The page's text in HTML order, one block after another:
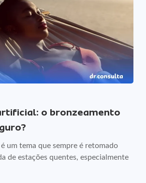
o bronzeamento
um tema que sempre é retomado
de estações quentes, especialmente